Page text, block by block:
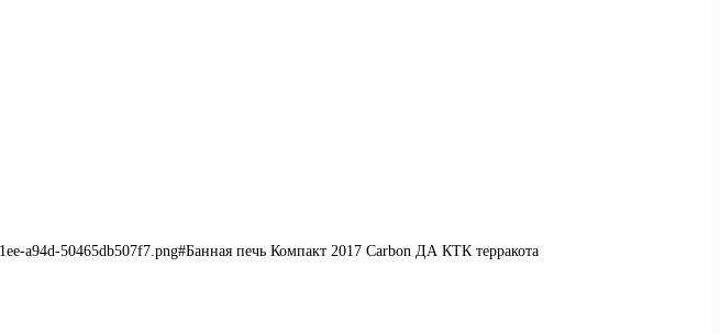
a94d-50465db507f7.png#Банная печь Компакт 2017 Carbon ДА КТК терракота